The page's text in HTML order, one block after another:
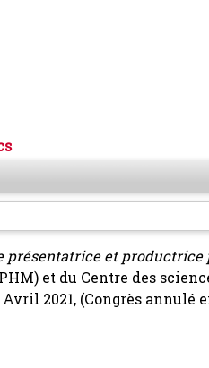
et productrice
et du Centre des
2021, (Congrès annulé